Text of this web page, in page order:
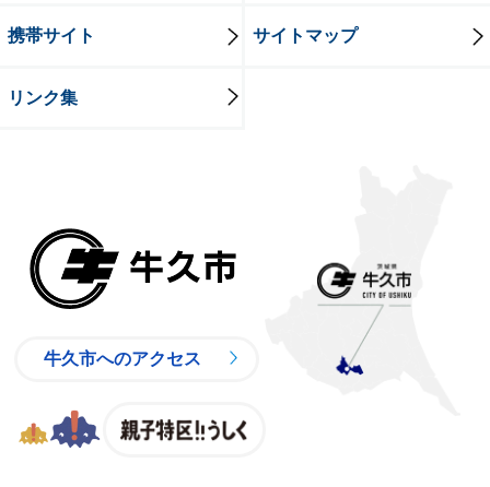
携帯サイト サイトマップ
リンク集
牛久市へのアクセス